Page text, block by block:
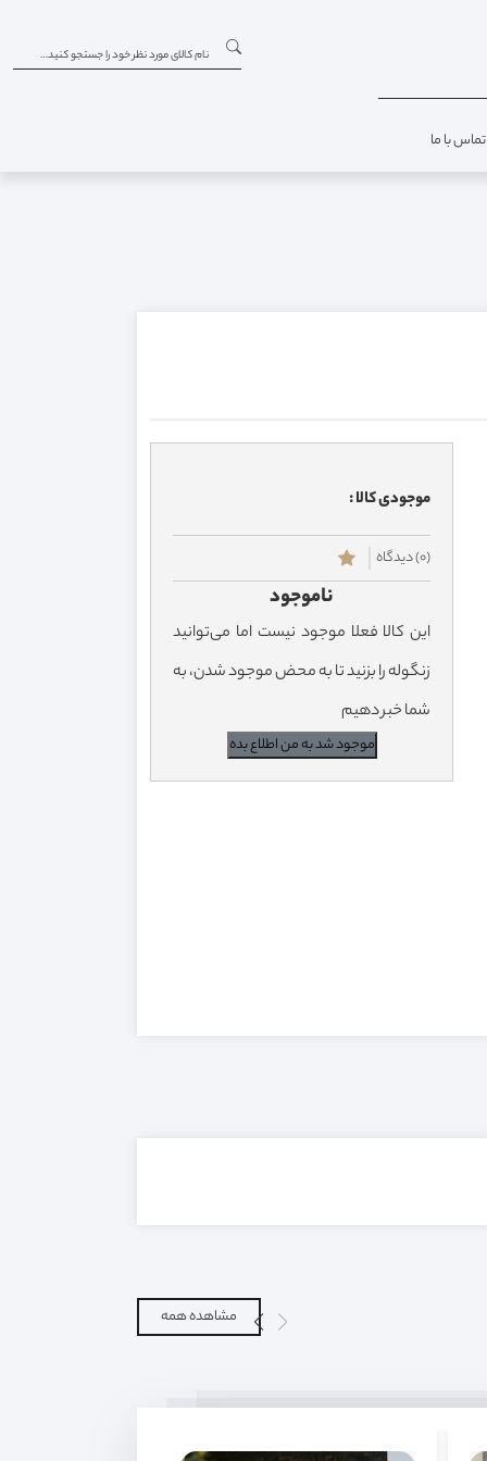
تماس با ما
موجودی کالا :
(0) دیدگاه
ناموجود
این کالا فعلا موجود نیست اما می‌توانید
زنگوله را بزنید تا به محض موجود شدن، به
شما خبر دهیم
موجود شد به من اطلاع بده
مشاهده همه